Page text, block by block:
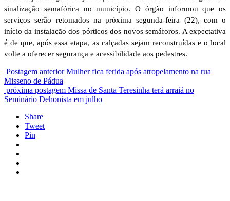
sinalização semafórica no município. O órgão informou que os
serviços serão retomados na próxima segunda-feira (22), com o
início da instalação dos pórticos dos novos semáforos. A expectativa
é de que, após essa etapa, as calçadas sejam reconstruídas e o local
volte a oferecer segurança e acessibilidade aos pedestres.
Postagem anterior Mulher fica ferida após atropelamento na rua
Misseno de Pádua
próxima postagem Missa de Santa Teresinha terá arraiá no
Seminário Dehonista em julho
Share
Tweet
Pin